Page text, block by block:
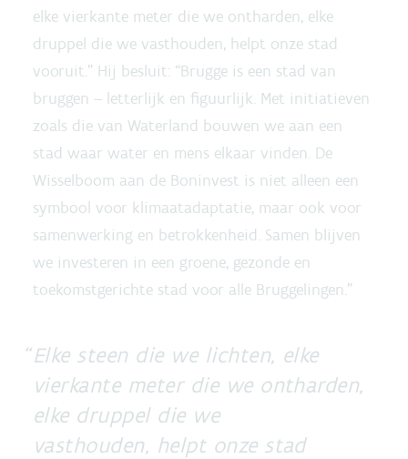
elke vierkante meter die we ontharden, elke
druppel die we vasthouden, helpt onze stad
vooruit.” Hij besluit: “Brugge is een stad van
bruggen – letterlijk en figuurlijk. Met initiatieven
zoals die van Waterland bouwen we aan een
stad waar water en mens elkaar vinden. De
Wisselboom aan de Boninvest is niet alleen een
symbool voor klimaatadaptatie, maar ook voor
samenwerking en betrokkenheid. Samen blijven
we investeren in een groene, gezonde en
toekomstgerichte stad voor alle Bruggelingen.”
Elke steen die we lichten, elke
vierkante meter die we ontharden,
elke druppel die we
vasthouden, helpt onze stad